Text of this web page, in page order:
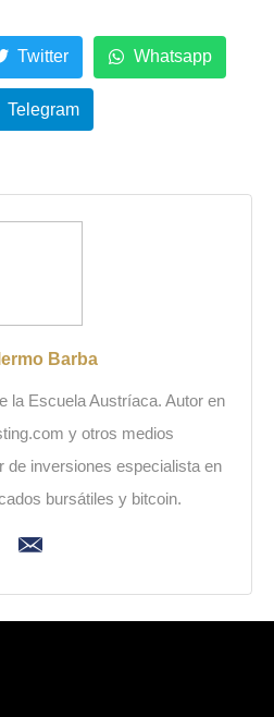
Twitter Whatsapp
Telegram
Barba
la Escuela Austríaca. Autor en
y otros medios
de inversiones especialista en
bursátiles y bitcoin.